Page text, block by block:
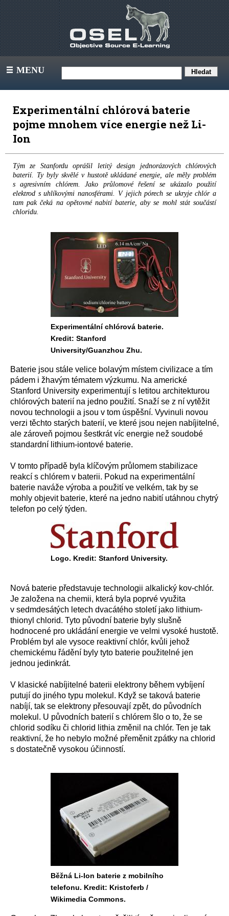
III MENU
Experimentální chlórová baterie
pojme mnohem více energie než Li-
Ion
Tým ze Stanfordu oprášil letitý design jednorázových chlórových
baterií. Ty byly skvělé v hustotě ukládané energie, ale měly problém
s agresivním chlórem. Jako průlomové řešení se ukázalo použití
elektrod s uhlíkovými nanosférami. V jejich pórech se ukryje chlór a
tam pak čeká na opětovné nabití baterie, aby se mohl stát součástí
chloridu.
Experimentální chlórová baterie.
Kredit: Stanford
University/Guanzhou Zhu.
Baterie jsou stále velice bolavým místem civilizace a tím
pádem i žhavým tématem výzkumu. Na americké
Stanford University experimentují s letitou architekturou
chlórových baterií na jedno použití. Snaží se z ní vytěžit
novou technologii a jsou v tom úspěšní. Vyvinuli novou
verzi těchto starých baterií, ve které jsou nejen nabíjitelné,
ale zároveň pojmou šestkrát víc energie než soudobé
standardní lithium-iontové baterie.
V tomto případě byla klíčovým průlomem stabilizace
reakcí s chlórem v baterii. Pokud na experimentální
baterie naváže výroba a použití ve velkém, tak by se
mohly objevit baterie, které na jedno nabití utáhnou chytrý
telefon po celý týden.
Logo. Kredit: Stanford University.
Nová baterie představuje technologii alkalický kov-chlór.
Je založena na chemii, která byla poprvé využita
v sedmdesátých letech dvacátého století jako lithium-
thionyl chlorid. Tyto původní baterie byly slušně
hodnocené pro ukládání energie ve velmi vysoké hustotě.
Problém byl ale vysoce reaktivní chlór, kvůli jehož
chemickému řádění byly tyto baterie použitelné jen
jednou jedinkrát.
V klasické nabíjitelné baterii elektrony během vybíjení
putují do jiného typu molekul. Když se taková baterie
nabíjí, tak se elektrony přesouvají zpět, do původních
molekul. U původních baterií s chlórem šlo o to, že se
chlorid sodíku či chlorid lithia změnil na chlór. Ten je tak
reaktivní, že ho nebylo možné přeměnit zpátky na chlorid
s dostatečně vysokou účinností.
Běžná Li-Ion baterie z mobilního
telefonu. Kredit: Kristoferb /
Wikimedia Commons.